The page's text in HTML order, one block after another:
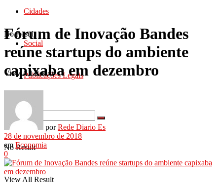
Cidades
Social
Publicações Legais
No Result
View All Result
No Result
View All Result
Fórum de Inovação Bandes
reúne startups do ambiente
capixaba em dezembro
por Rede Diario Es
28 de novembro de 2018
em Economia
0